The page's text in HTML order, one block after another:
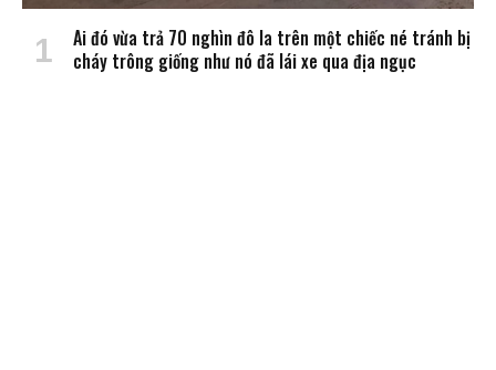
Ai đó vừa trả 70 nghìn đô la trên một chiếc né tránh bị
cháy trông giống như nó đã lái xe qua địa ngục